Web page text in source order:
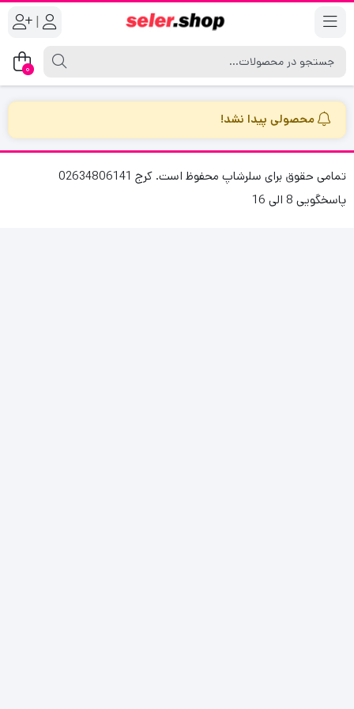
|
0
محصولی پیدا نشد!
تمامی حقوق برای سلرشاپ محفوظ است. کرج 02634806141
پاسخگویی 8 الی 16